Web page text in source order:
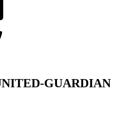
GUARDIAN